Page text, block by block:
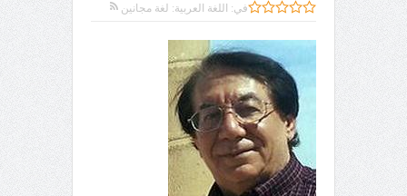
في: اللغة العربية: لغة مجانين